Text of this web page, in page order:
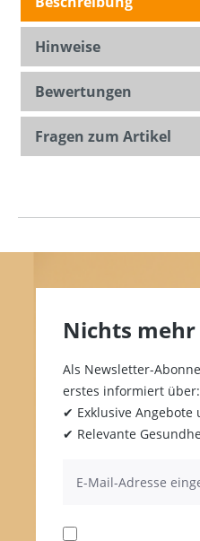
Hinweise
Bewertungen
Fragen zum Artikel
Nichts
Als Newsletter-
erstes informiert über:
✔ Exklusive
✔ Relevante